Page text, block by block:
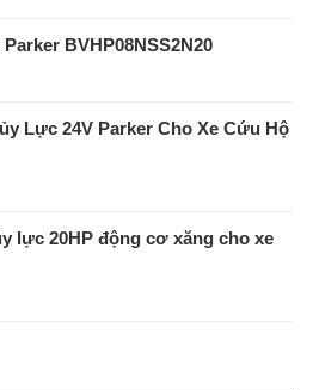
BVHP08NSS2N20
Lực 24V Parker Cho Xe Cứu Hộ
lực 20HP động cơ xăng cho xe